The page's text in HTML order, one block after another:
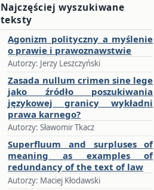
Najczęściej wyszukiwane
teksty
Agonizm polityczny a myślenie
o prawie i prawoznawstwie
Autorzy: Jerzy Leszczyński
Zasada nullum crimen sine lege
jako źródło poszukiwania
językowej granicy wykładni
prawa karnego?
Autorzy: Sławomir Tkacz
Superfluum and surpluses of
meaning as examples of
redundancy of the text of law
Autorzy: Maciej Kłodawski